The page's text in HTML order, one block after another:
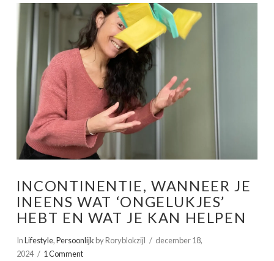
VIEW POST
INCONTINENTIE, WANNEER JE
INEENS WAT ‘ONGELUKJES’
HEBT EN WAT JE KAN HELPEN
InLifestyle,Persoonlijk by Roryblokzijl
december 18,
2024
1 Comment